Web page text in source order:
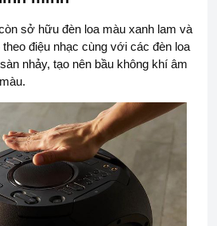
sở hữu đèn loa màu xanh lam và
điệu nhạc cùng với các đèn loa
nhảy, tạo nên bầu không khí âm